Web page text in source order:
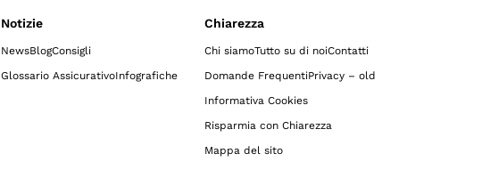
Notizie
NewsBlogConsigli
Glossario AssicurativoInfografiche
Chiarezza
Chi siamoTutto su di noiContatti
Domande FrequentiPrivacy – old
Informativa Cookies
Risparmia con Chiarezza
Mappa del sito